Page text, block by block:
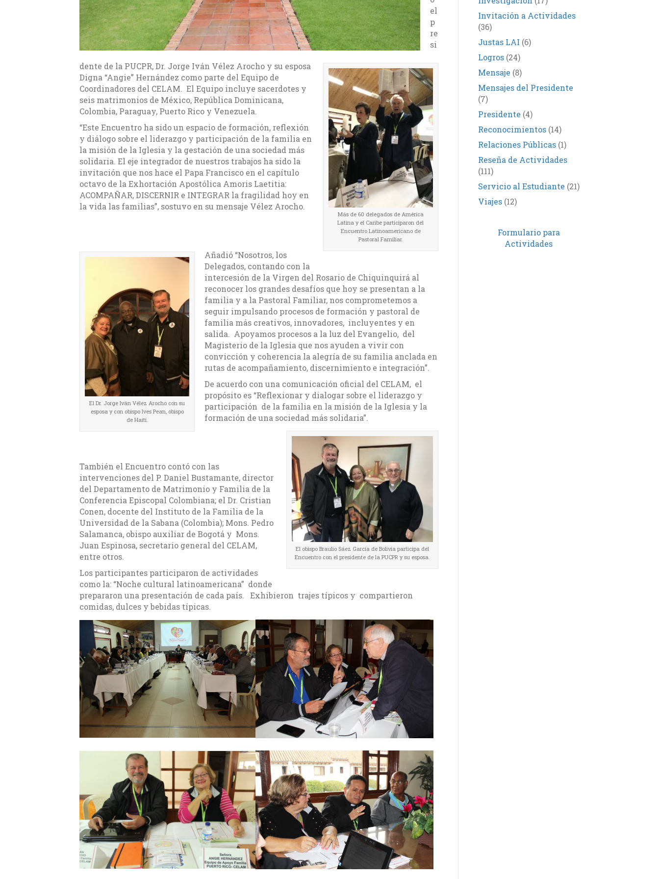
Más de 60 delegados de América
Latina y el Caribe participaron del
Encuentro Latinoamericano de
Pastoral Familiar.
el
p
re
si
dente de la PUCPR, Dr. Jorge Iván Vélez Arocho y su esposa
Digna “Angie” Hernández como parte del Equipo de
Coordinadores del CELAM. El Equipo incluye sacerdotes y
seis matrimonios de México, República Dominicana,
Colombia, Paraguay, Puerto Rico y Venezuela.
“Este Encuentro ha sido un espacio de formación, reflexión
y diálogo sobre el liderazgo y participación de la familia en
la misión de la Iglesia y la gestación de una sociedad más
solidaria. El eje integrador de nuestros trabajos ha sido la
invitación que nos hace el Papa Francisco en el capítulo
octavo de la Exhortación Apostólica Amoris Laetitia:
ACOMPAÑAR, DISCERNIR e INTEGRAR la fragilidad hoy en
la vida las familias”, sostuvo en su mensaje Vélez Arocho.
El Dr. Jorge Iván Vélez Arocho con su
esposa y con obispo Ives Pean, obispo
de Haití.
Añadió “Nosotros, los
Delegados, contando con la
intercesión de la Virgen del Rosario de Chiquinquirá al
reconocer los grandes desafíos que hoy se presentan a la
familia y a la Pastoral Familiar, nos comprometemos a
seguir impulsando procesos de formación y pastoral de
familia más creativos, innovadores, incluyentes y en
salida. Apoyamos procesos a la luz del Evangelio, del
Magisterio de la Iglesia que nos ayuden a vivir con
convicción y coherencia la alegría de su familia anclada en
rutas de acompañamiento, discernimiento e integración”.
De acuerdo con una comunicación oficial del CELAM, el
propósito es “Reflexionar y dialogar sobre el liderazgo y
participación de la familia en la misión de la Iglesia y la
formación de una sociedad más solidaria”.
El obispo Braulio Sáez García de Bolivia participa del
Encuentro con el presidente de la PUCPR y su esposa.
También el Encuentro contó con las
intervenciones del P. Daniel Bustamante, director
del Departamento de Matrimonio y Familia de la
Conferencia Episcopal Colombiana; el Dr. Cristian
Conen, docente del Instituto de la Familia de la
Universidad de la Sabana (Colombia); Mons. Pedro
Salamanca, obispo auxiliar de Bogotá y Mons.
Juan Espinosa, secretario general del CELAM,
entre otros.
Los participantes participaron de actividades
como la: “Noche cultural latinoamericana” donde
prepararon una presentación de cada país. Exhibieron trajes típicos y compartieron
comidas, dulces y bebidas típicas.
Invitación a Actividades
(36)
Justas LAI (6)
Logros(24)
Mensaje (8)
Mensajes del Presidente
(7)
Presidente (4)
Reconocimientos(14)
Relaciones Públicas(1)
Reseña de Actividades
(111)
Servicio al Estudiante (21)
Viajes(12)
Formulario para
Actividades